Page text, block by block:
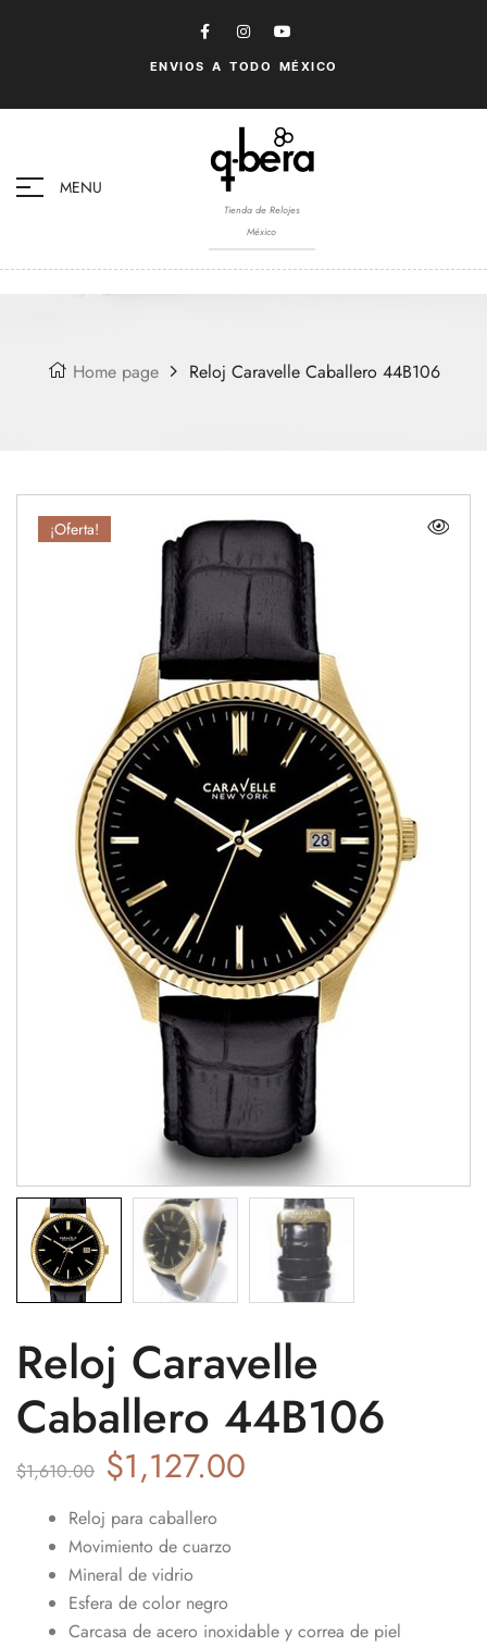
ENVIOS A TODO MÉXICO
MENU
Tienda de Relojes
México
Home page Reloj Caravelle Caballero 44B106
¡Oferta!
Reloj Caravelle
Caballero 44B106
$1,610.00 $1,127.00
Reloj para caballero
Movimiento de cuarzo
Mineral de vidrio
Esfera de color negro
Carcasa de acero inoxidable y correa de piel